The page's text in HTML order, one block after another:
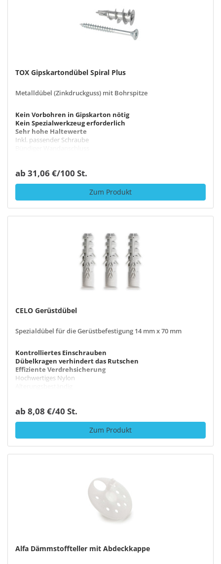
TOX Gipskartondübel Spiral Plus
Metalldübel (Zinkdruckguss) mit Bohrspitze
Kein Vorbohren in Gipskarton nötig
Kein Spezialwerkzeug erforderlich
Sehr hohe Haltewerte
Inkl. passender Schraube
ab 31,06 €/100 St.
Zum Produkt
CELO Gerüstdübel
Spezialdübel für die Gerüstbefestigung 14 mm x 70 mm
Kontrolliertes Einschrauben
Dübelkragen verhindert das Rutschen
Effiziente Verdrehsicherung
Hochwertiges Nylon
ab 8,08 €/40 St.
Zum Produkt
Alfa Dämmstoffteller mit Abdeckkappe